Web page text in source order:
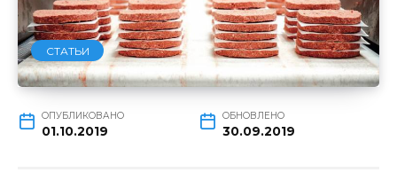
СТАТЬИ
ОПУБЛИКОВАНО
01.10.2019
ОБНОВЛЕНО
30.09.2019